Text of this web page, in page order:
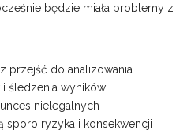
będzie miała problemy z
przejść do analizowania
i śledzenia wyników.
nielegalnych
sporo ryzyka i konsekwencji